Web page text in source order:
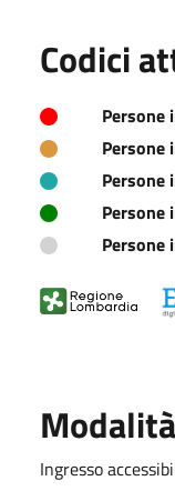
Codici
Persone
Persone
Persone
Persone
Persone
Ingresso